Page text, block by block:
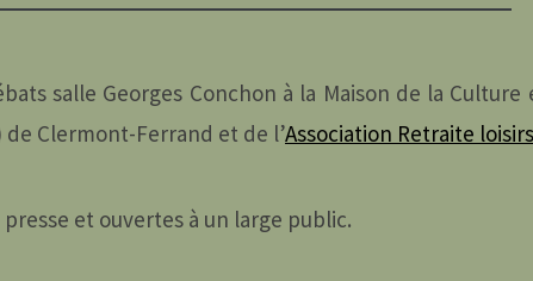
salle Georges Conchon à la Maison de la
de Clermont-Ferrand et de l’Association Retraite
et ouvertes à un large public.